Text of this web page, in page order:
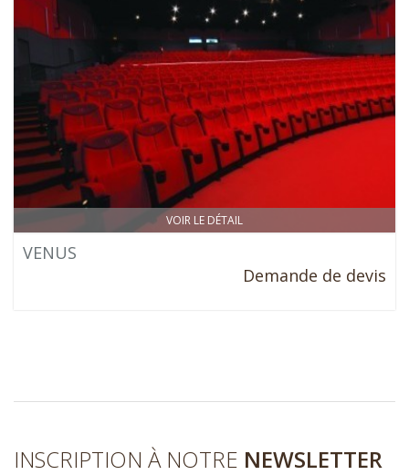
VOIR LE DÉTAIL
VENUS
Demande de devis
INSCRIPTION À NOTRE NEWSLETTER